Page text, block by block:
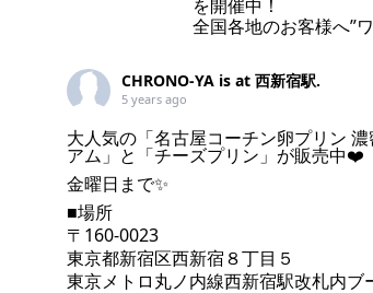
を開催中！
全国各地のお客様へ”
CHRONO-YA is at 西新宿駅.
5 years ago
大人気の「名古屋コーチン卵プリン 濃
アム」と「チーズプリン」が販売中❤️
金曜日まで✨
■場所
〒160-0023
東京都新宿区西新宿８丁目５
東京メトロ丸ノ内線西新宿駅改札内ブ